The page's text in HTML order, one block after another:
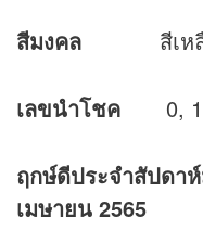
สีมงคล สีเหลื
เลขนำโชค 0, 1,
ฤกษ์ดีประจำสัปดา
เมษายน 2565